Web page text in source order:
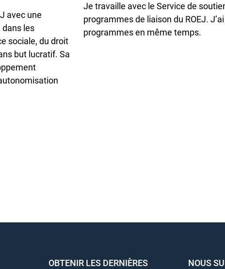
avec une
les
sociale, du droit
but lucratif. Sa
Je travaille avec le Service de
programmes de liaison du ROEJ.
programmes en même temps.
OBTENIR LES DERNIÈRES
NOUS